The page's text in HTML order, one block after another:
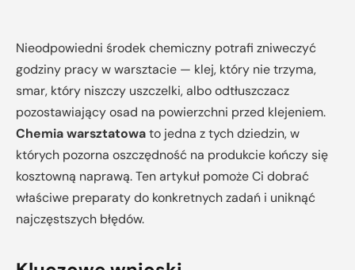
Nieodpowiedni środek chemiczny potrafi zniweczyć
godziny pracy w warsztacie — klej, który nie trzyma,
smar, który niszczy uszczelki, albo odtłuszczacz
pozostawiający osad na powierzchni przed klejeniem.
Chemia warsztatowato jedna z tych dziedzin, w
których pozorna oszczędność na produkcie kończy się
kosztowną naprawą. Ten artykuł pomoże Ci dobrać
właściwe preparaty do konkretnych zadań i uniknąć
najczęstszych błędów.